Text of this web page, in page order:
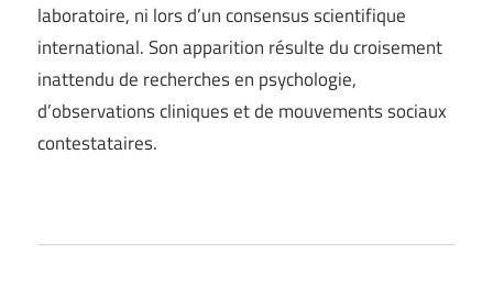
laboratoire, ni lors d’un consensus scientifique
international. Son apparition résulte du croisement
inattendu de recherches en psychologie,
d’observations cliniques et de mouvements sociaux
contestataires.